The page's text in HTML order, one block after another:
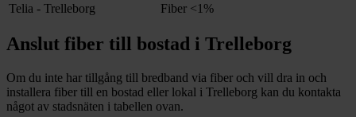
Telia - Trelleborg
Fiber <1%
Anslut fiber till bostad i Trelleborg
Om du inte har tillgång till bredband via fiber och vill dra in och
installera fiber till en bostad eller lokal i Trelleborg kan du kontakta
något av stadsnäten i tabellen ovan.